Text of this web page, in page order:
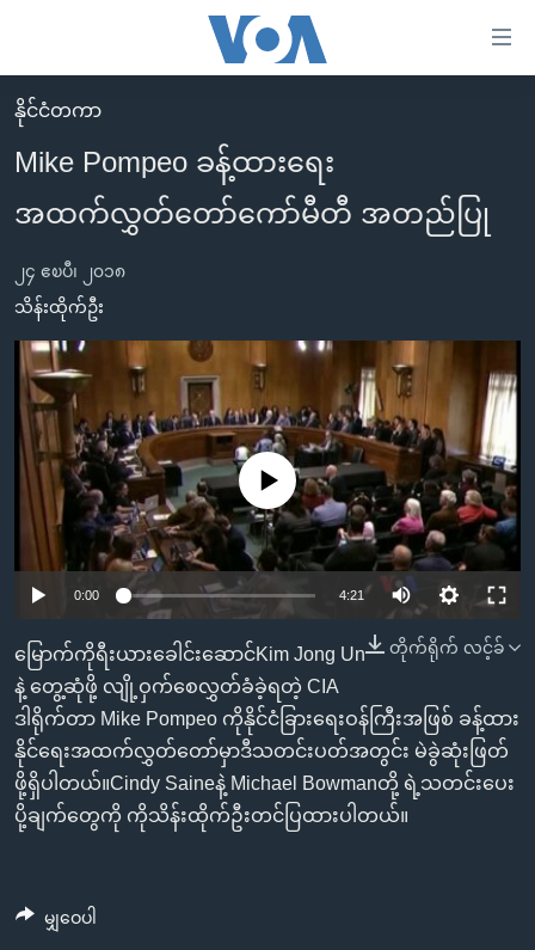
လွယ်ကူ
စေ
များ
ပင်မ
အကြောင်းအရာ
ကျော်
ကြည့်
ပင်မ
ညွန်း
စာမျက်နှာ
ကျော်
ကြည့်
ရန်
ရှာဖွေ
ရန်
နေရာ
မူလစာမျက်နှာ
မြန်မာ
ကမ္ဘာ့သတင်းများ
အမေရိကန်
တရုတ်
အစ္စရေး-ပါလက်စတိုင်း
သတင်းလွတ်လပ်ခွင့်
ရပ်ဝန်းတခု လမ်းတခု အလွန်
အင်္ဂလိပ်စာလေ့လာမယ်
အမေရိကန်သုံးအီဒီယံ
မကြေးမုံရဲ့ အင်္ဂလိပ်စာ
ရုပ်ရှင်ထဲက အင်္ဂလိပ်စာ
သုတပဒေသာ အင်္ဂလိပ်စာ
အပတ်စဉ်ကဏ္ဍများ
ရေဒီယို
တီဗွီ
ရေဒီယိုနှင့်ရုပ်သံ အချက်အလက်များ
ရေဒီယို/တီဗွီအစီအစဉ်
Learning English
ဗွီအိုအေ လူမှုကွန်ယက်များ
ဘာသာစကားများ
နိုင်ငံတကာ
Mike Pompeo ခန့်ထားရေး
အထက်လွှတ်တော်ကော်မီတီ အတည်ပြု
၂၄ ဧၿပီ၊ ၂၀၁၈
သိန်းထိုက်ဦး
No media source currently available
0:00 4:21
တိုက်ရိုက် လင့်ခ်
မြောက်ကိုရီးယားခေါင်းဆောင်Kim Jong Un
နဲ့ တွေ့ဆုံဖို့ လျို့ဝှက်စေလွှတ်ခံခဲ့ရတဲ့ CIA
ဒါရိုက်တာ Mike Pompeo ကိုနိုင်ငံခြားရေးဝန်ကြီးအဖြစ် ခန့်ထား
နိုင်ရေးအထက်လွှတ်တော်မှာဒီသတင်းပတ်အတွင်း မဲခွဲဆုံးဖြတ်
ဖို့ရှိပါတယ်။Cindy Saineနဲ့ Michael Bowmanတို့ ရဲ့သတင်းပေး
ပို့ချက်တွေကို ကိုသိန်းထိုက်ဦးတင်ပြထားပါတယ်။
မျှဝေပါ